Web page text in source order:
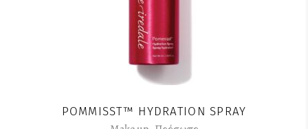
POMMISST™ HYDRATION SPRAY